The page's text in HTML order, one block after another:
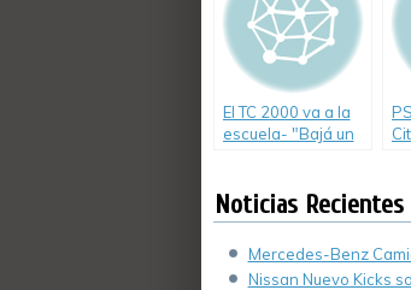
El TC 2000 va a la
escuela- "Bajá un
Vial
Noticias Recientes
Mercedes-Benz
Nissan Nuevo Kicks